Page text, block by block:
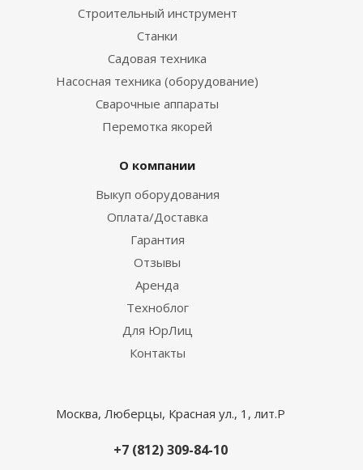
Строительный инструмент
Станки
Садовая техника
Насосная техника (оборудование)
Сварочные аппараты
Перемотка якорей
О компании
Выкуп оборудования
Оплата/Доставка
Гарантия
Отзывы
Аренда
Техноблог
Для ЮрЛиц
Контакты
Москва, Люберцы, Красная ул., 1, лит.Р
+7 (812) 309-84-10